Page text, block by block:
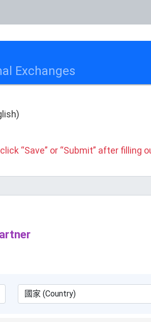
Exchanges
“Save” or “Submit” after filling